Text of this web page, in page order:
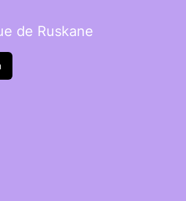
de Ruskane